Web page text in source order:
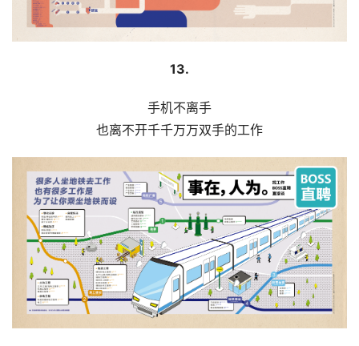
素
材
登录 注册
13.
手机不离手
也离不开千千万万双手的工作